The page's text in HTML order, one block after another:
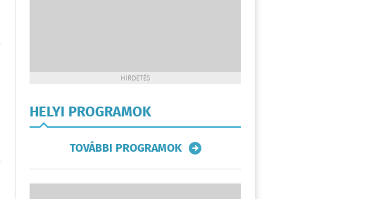
HIRDETÉS
HELYI PROGRAMOK
TOVÁBBI PROGRAMOK